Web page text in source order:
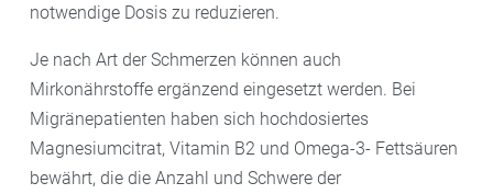
notwendige Dosis zu reduzieren.
Je nach Art der Schmerzen können auch
Mirkonährstoffe ergänzend eingesetzt werden. Bei
Migränepatienten haben sich hochdosiertes
Magnesiumcitrat, Vitamin B2 und Omega-3- Fettsäuren
bewährt, die die Anzahl und Schwere der